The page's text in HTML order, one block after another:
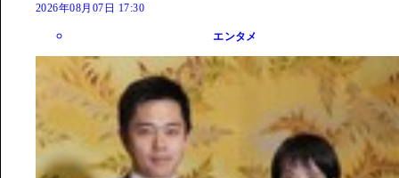
2026年08月07日 17:30
エンタメ